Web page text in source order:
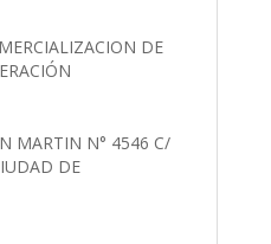
DE
MARTIN N° 4546 C/
DE